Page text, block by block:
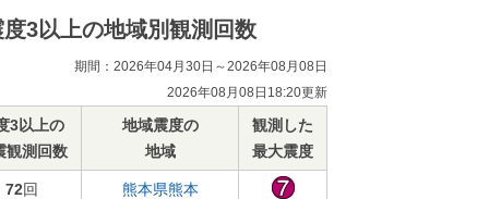
度3以上の地域別観測回数
期間：2026年04月30日～2026年08月08日
2026年08月08日18:20更新
3以上の
観測回数
地域震度の
地域
観測した
最大震度
72回 熊本県熊本